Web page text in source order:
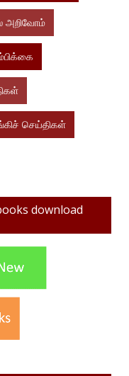
அறிவோம்
செய்திகள்
download